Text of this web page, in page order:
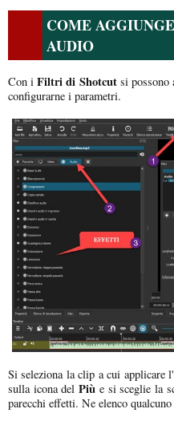
COME
AUDIO
Con iFiltri di Shotcutsi possono
configurarne i parametri.
Si seleziona la clip a cui
sulla icona delPiù e si sceglie la
parecchi effetti. Ne elenco